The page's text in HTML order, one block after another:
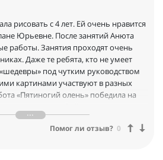
рисовать с 4 лет. Ей очень нравится
Юрьевне. После занятий Анюта
работы. Занятия проходят очень
Даже те ребята, кто не умеет
под чутким руководством
картинами участвуют в разных
«Пятиногий олень» победила на
любят. Мы с Анюткой желаем вам
Помог ли отзыв? 0